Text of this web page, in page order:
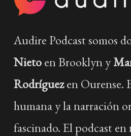
Audire Podcast somos
Nietoen Brooklyn y
Rodríguezen Ourense.
humana y la narración
fascinado. El podcast en